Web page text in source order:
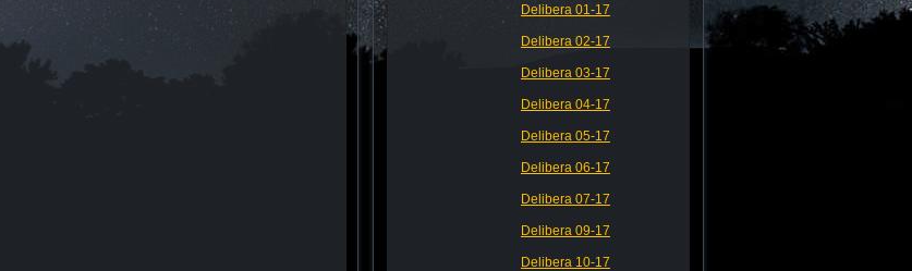
Delibera 01-17
Delibera 02-17
Delibera 03-17
Delibera 04-17
Delibera 05-17
Delibera 06-17
Delibera 07-17
Delibera 09-17
Delibera 10-17